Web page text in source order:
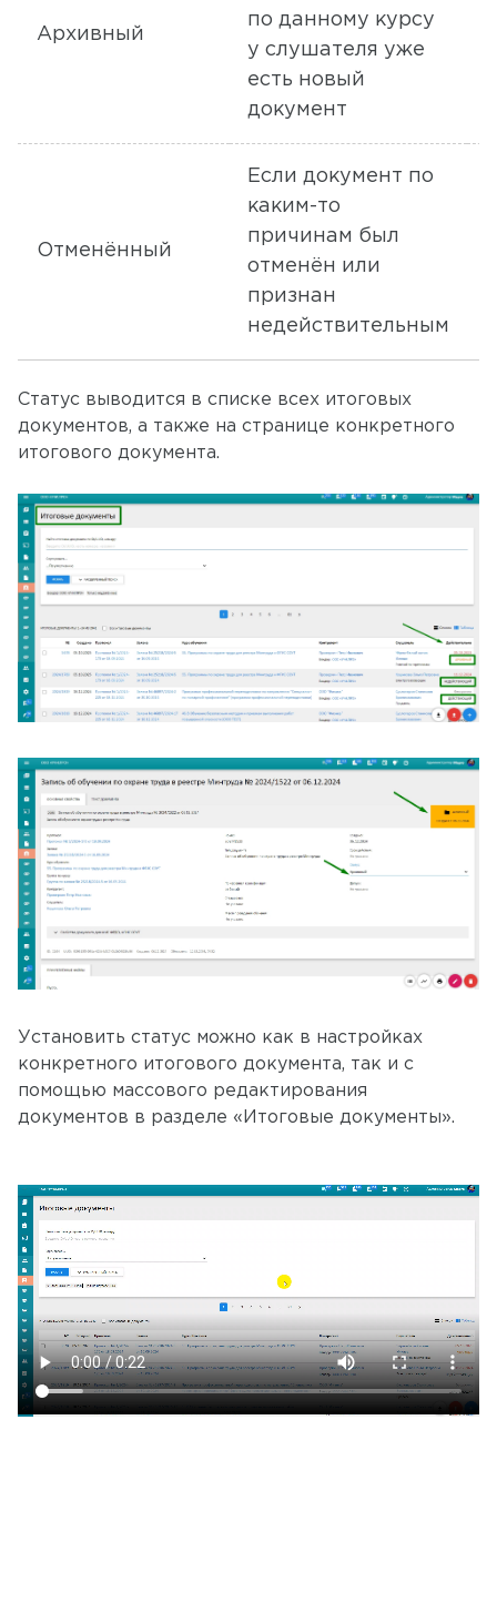
Архивный
по данному курсу
у слушателя уже
есть новый
документ
Отменённый
Если документ по
каким-то
причинам был
отменён или
признан
недействительным
Статус выводится в списке всех итоговых
документов, а также на странице конкретного
итогового документа.
Установить статус можно как в настройках
конкретного итогового документа, так и с
помощью массового редактирования
документов в разделе «Итоговые документы».